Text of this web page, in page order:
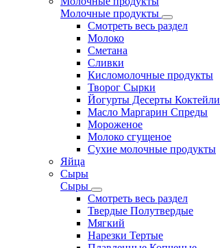
Молочные продукты
Смотреть весь раздел
Молоко
Сметана
Сливки
Кисломолочные продукты
Творог Сырки
Йогурты Десерты Коктейли
Масло Маргарин Спреды
Мороженое
Молоко сгущеное
Сухие молочные продукты
Яйца
Сыры
Сыры
Смотреть весь раздел
Твердые Полутвердые
Мягкий
Нарезки Тертые